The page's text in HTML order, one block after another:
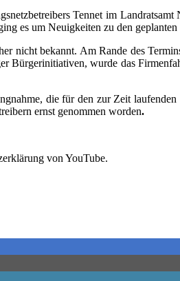
Ten­net im
es um Neu­ig­kei­ten zu den geplan­ten
nicht bekannt. Am Ran­de des
Bür­ger­initia­ti­ven, wur­de das
die für den zur Zeit
ernst genom­men wor­den.
von You­Tube.